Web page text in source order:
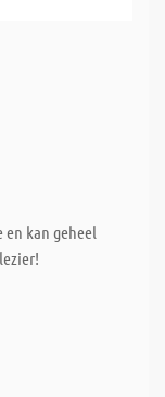
en kan geheel